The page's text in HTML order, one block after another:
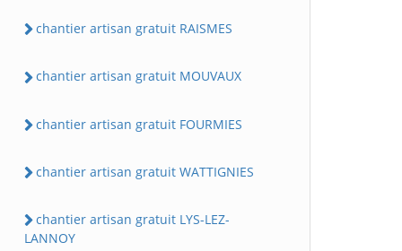
chantier artisan gratuit RAISMES
chantier artisan gratuit MOUVAUX
chantier artisan gratuit FOURMIES
chantier artisan gratuit WATTIGNIES
chantier artisan gratuit LYS-LEZ-
LANNOY